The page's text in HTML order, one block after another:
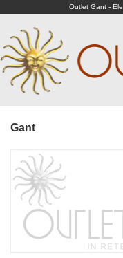
Outlet Gant -
Gant